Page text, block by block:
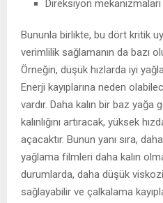
Direksiyon mekanizmaları
Bununla birlikte, bu dört kritik
verimlilik sağlamanın da bazı
Örneğin, düşük hızlarda iyi
Enerji kayıplarına neden
vardır. Daha kalın bir baz yağa
kalınlığını artıracak, yüksek
açacaktır. Bunun yanı sıra,
yağlama filmleri daha kalın
durumlarda, daha düşük
sağlayabilir ve çalkalama